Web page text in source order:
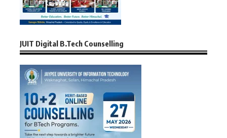
JUIT Digital B.Tech Counselling